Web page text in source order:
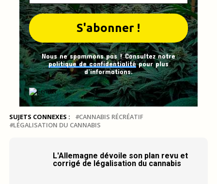
Nous ne spammons pas ! Consultez notre
politique de confidentialitépour plus
d’informations.
SUJETS CONNEXES :
CANNABIS RÉCRÉATIF
LÉGALISATION DU CANNABIS
L'Allemagne dévoile son plan revu et
corrigé de légalisation du cannabis